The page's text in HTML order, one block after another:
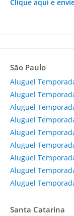
Clique aqui e
São Paulo
Aluguel
Aluguel
Aluguel
Aluguel
Aluguel
Aluguel
Aluguel
Aluguel
Aluguel
Santa Catarina